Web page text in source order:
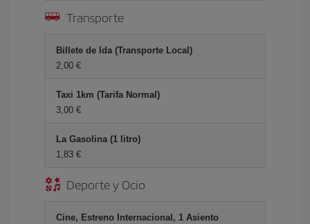
Transporte
Billete de Ida (Transporte Local)
2,00 €
Taxi 1km (Tarifa Normal)
3,00 €
La Gasolina (1 litro)
1,83 €
Deporte y Ocio
Cine, Estreno Internacional, 1 Asiento